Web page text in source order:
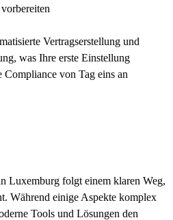
Vertragserstellung und
was Ihre erste Einstellung
Compliance von Tag eins an
Luxemburg folgt einem klaren Weg,
Während einige Aspekte komplex
Tools und Lösungen den